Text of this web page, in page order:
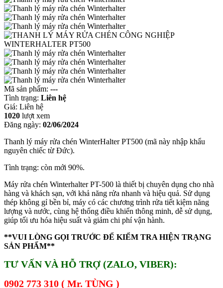
Mã sản phẩm: ---
Tình trạng: Liên hệ
Giá: Liên hệ
1020 lượt xem
Đăng ngày: 02/06/2024
Thanh lý máy rửa chén WinterHalter PT500 (mã này nhập khẩu
nguyên chiếc từ Đức).
Tình trạng: còn mới 90%.
Máy rửa chén Winterhalter PT-500 là thiết bị chuyên dụng cho nhà
hàng và khách sạn, với khả năng rửa nhanh và hiệu quả. Sử dụng
thép không gỉ bền bỉ, máy có các chương trình rửa tiết kiệm năng
lượng và nước, cùng hệ thống điều khiển thông minh, dễ sử dụng,
giúp tối ưu hóa hiệu suất và giảm chi phí vận hành.
**VUI LÒNG GỌI TRƯỚC ĐỂ KIỂM TRA HIỆN TRẠNG
SẢN PHẨM**
TƯ VẤN VÀ HỖ TRỢ (ZALO, VIBER):
0902 773 310 ( Mr. TÙNG )